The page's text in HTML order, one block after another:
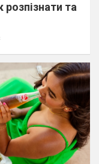
розпізнати та